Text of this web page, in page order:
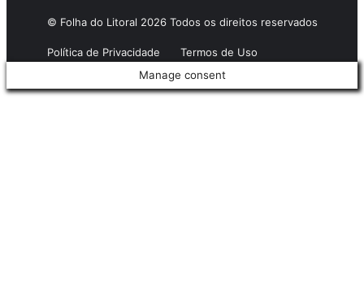
© Folha do Litoral 2026 Todos os direitos reservados
Política de Privacidade
Termos de Uso
Manage consent